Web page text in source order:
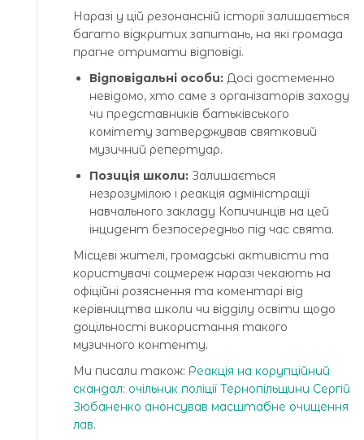
Наразі у цій резонансній історії залишається
багато відкритих запитань, на які громада
прагне отримати відповіді.
Відповідальні особи: Досі достеменно
невідомо, хто саме з організаторів заходу
чи представників батьківського
комітету затверджував святковий
музичний репертуар.
Позиція школи: Залишається
незрозумілою і реакція адміністрації
навчального закладу Копичинців на цей
інцидент безпосередньо під час свята.
Місцеві жителі, громадські активісти та
користувачі соцмереж наразі чекають на
офіційні розяснення та коментарі від
керівництва школи чи відділу освіти щодо
доцільності використання такого
музичного контенту.
Ми писали також: Реакція на корупційний
скандал: очільник поліції Тернопільщини Сергій
Зюбаненко анонсував масштабне очищення
лав.